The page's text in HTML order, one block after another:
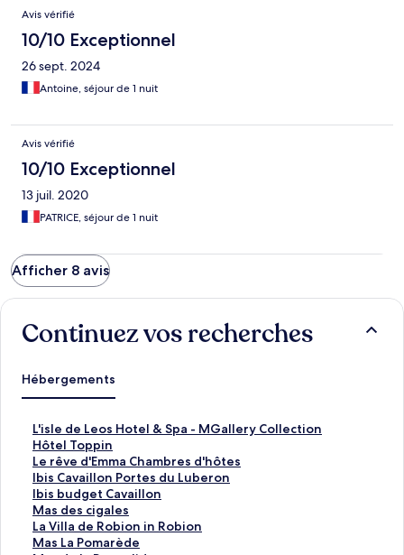
Avis vérifié
10/10 Exceptionnel
26 sept. 2024
Antoine, séjour de 1 nuit
Avis vérifié
10/10 Exceptionnel
13 juil. 2020
PATRICE, séjour de 1 nuit
Afficher 8 avis
Continuez vos recherches
Hébergements
L'isle de Leos Hotel & Spa - MGallery Collection
L
i
e
n
o
u
v
r
Hôtel Toppin
L
i
e
n
o
u
v
Le rêve d'Emma Chambres d'hôtes
L
i
e
n
o
u
Ibis Cavaillon Portes du Luberon
L
i
e
n
o
Ibis budget Cavaillon
L
i
e
n
Mas des cigales
L
i
e
La Villa de Robion in Robion
L
iMas La Pomarède
L